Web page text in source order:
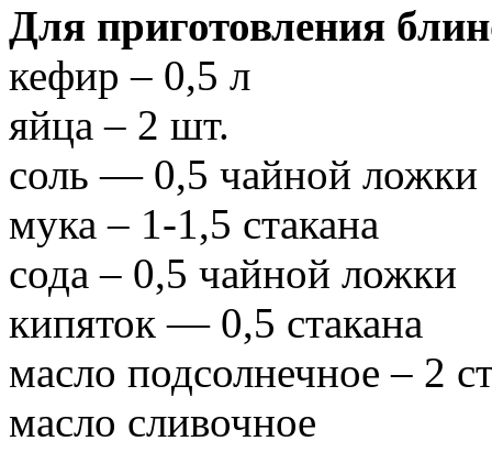
Для приготовления
кефир – 0,5 л
яйца – 2 шт.
соль — 0,5 чайной ложки
мука – 1-1,5 стакана
сода – 0,5 чайной ложки
кипяток — 0,5 стакана
масло подсолнечное – 2
масло сливочное